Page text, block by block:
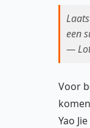
een
—
Voor
Yao